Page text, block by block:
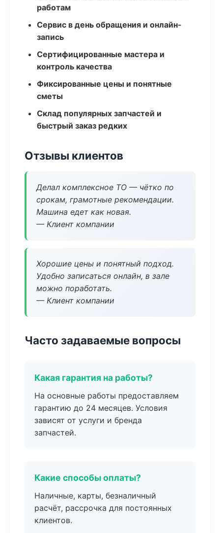
работам
Сервис в день обращения и онлайн-
запись
Сертифицированные мастера и
контроль качества
Фиксированные цены и понятные
сметы
Склад популярных запчастей и
быстрый заказ редких
Отзывы клиентов
Делал комплексное ТО — чётко по
срокам, грамотные рекомендации.
Машина едет как новая.
— Клиент компании
Хорошие цены и понятный подход.
Удобно записаться онлайн, в зале
можно поработать.
— Клиент компании
Часто задаваемые вопросы
Какая гарантия на работы?
На основные работы предоставляем
гарантию до 24 месяцев. Условия
зависят от услуги и бренда
запчастей.
Какие способы оплаты?
Наличные, карты, безналичный
расчёт, рассрочка для постоянных
клиентов.